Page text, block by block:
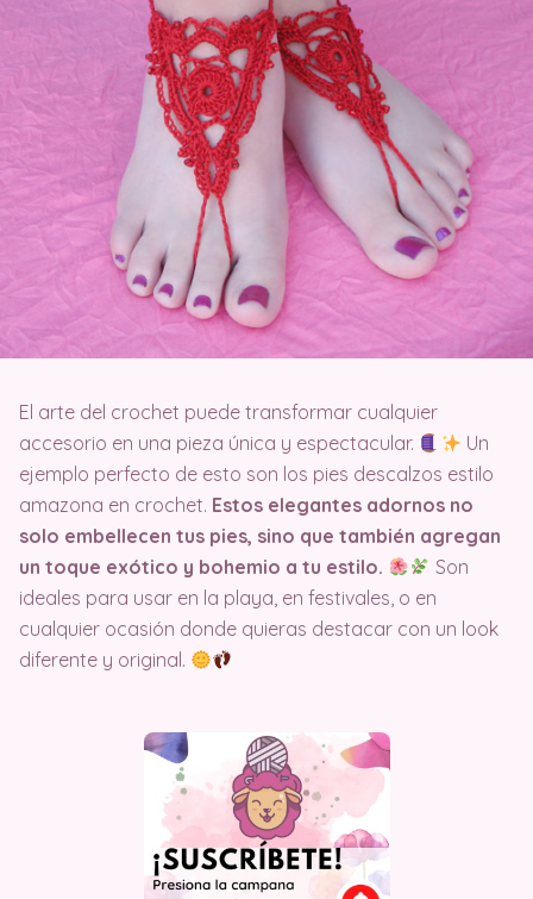
El arte del crochet puede transformar cualquier
accesorio en una pieza única y espectacular.
Un
ejemplo perfecto de esto son los pies descalzos estilo
amazona en crochet. Estos elegantes adornos no
solo embellecen tus pies, sino que también agregan
un toque exótico y bohemio a tu estilo.
Son
ideales para usar en la playa, en festivales, o en
cualquier ocasión donde quieras destacar con un look
diferente y original.